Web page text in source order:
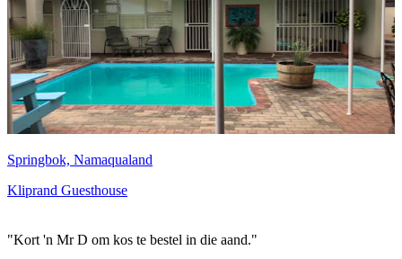
Springbok, Namaqualand
Kliprand Guesthouse
"Kort 'n Mr D om kos te bestel in die aand."